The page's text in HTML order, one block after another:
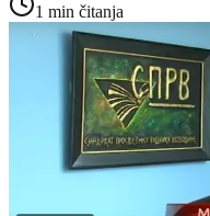
1 min čitanja